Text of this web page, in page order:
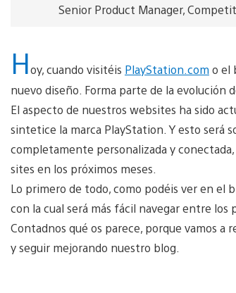
Senior Product Manager,
Hoy, cuando visitéis PlayStation.com o el
nuevo diseño. Forma parte de la evolución
El aspecto de nuestros websites ha sido
sintetice la marca PlayStation. Y esto será
completamente personalizada y
sites en los próximos meses.
Lo primero de todo, como podéis ver en el
con la cual será más fácil navegar entre
Contadnos qué os parece, porque vamos a
y seguir mejorando nuestro blog.